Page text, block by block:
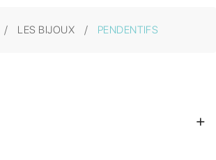
LES BIJOUX PENDENTIFS